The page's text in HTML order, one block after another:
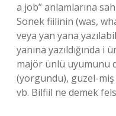
a job” anlamlarına
Sonek fiilinin (was,
veya yan yana
yanına yazıldığında i
majör ünlü uyumunu
(yorgundu), guzel-
vb. Bilfiil ne demek